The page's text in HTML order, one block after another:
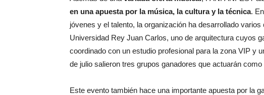
en una apuesta por la música, la cultura y la técnica.
jóvenes y el talento, la organización ha desarrollado
Universidad Rey Juan Carlos, uno de arquitectura cuyos
coordinado con un estudio profesional para la zona VIP y
de julio salieron tres grupos ganadores que actuarán
Este evento también hace una importante apuesta por la